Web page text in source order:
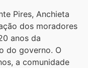
Pires, Anchieta
dos moradores
anos da
do governo. O
a comunidade